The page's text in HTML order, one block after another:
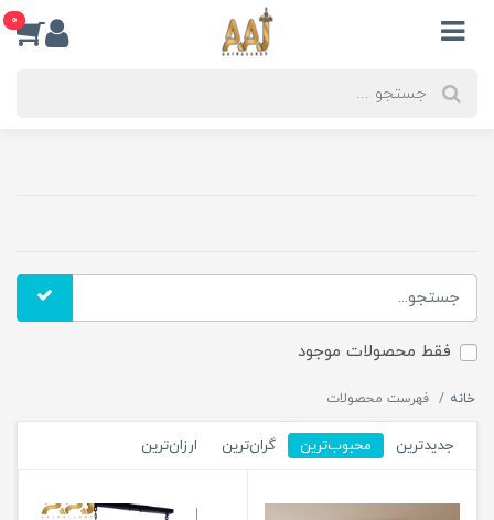
0
فقط محصولات موجود
خانه فهرست محصولات
جدیدترین محبوب‌ترین گران‌ترین ارزان‌ترین